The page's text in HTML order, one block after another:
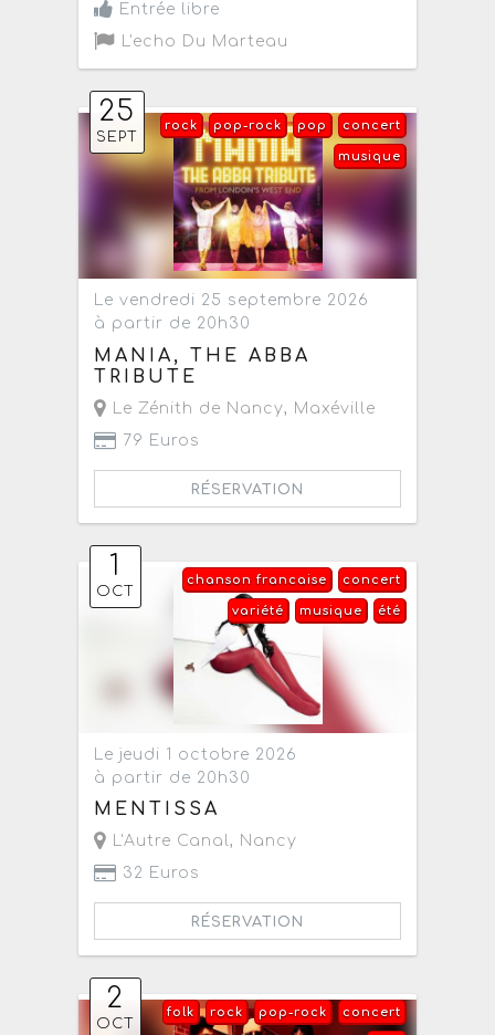
Entrée libre
L'echo Du Marteau
25
SEPT
concert
pop
pop-rock
rock
musique
Le vendredi 25 septembre 2026
à partir de 20h30
MANIA, THE ABBA
TRIBUTE
Le Zénith de Nancy, Maxéville
79 Euros
RÉSERVATION
1
OCT
concert
chanson francaise
été
musique
variété
Le jeudi 1 octobre 2026
à partir de 20h30
MENTISSA
L'Autre Canal, Nancy
32 Euros
RÉSERVATION
2
OCT
concert
pop-rock
rock
folk